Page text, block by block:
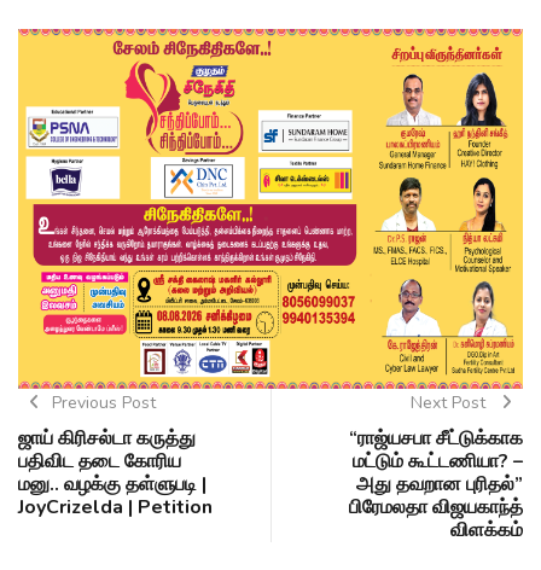
Previous Post
ஜாய் கிரிசல்டா கருத்து
பதிவிட தடை கோரிய
மனு.. வழக்கு தள்ளுபடி |
JoyCrizelda | Petition
Next Post
“ராஜ்யசபா சீட்டுக்காக
மட்டும் கூட்டணியா? –
அது தவறான புரிதல்”
பிரேமலதா விஜயகாந்த்
விளக்கம்